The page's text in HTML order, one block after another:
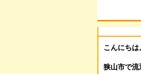
こんにちは
狭山市で流